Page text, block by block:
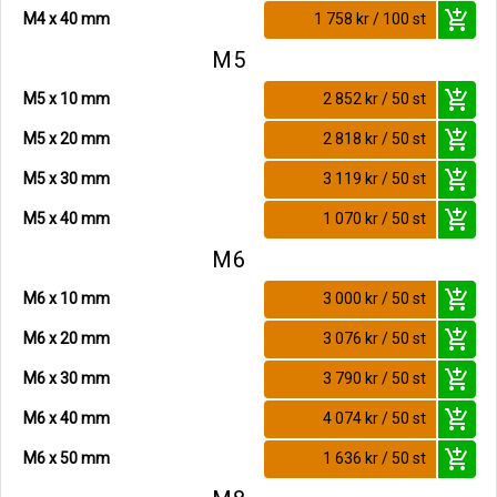
M4 x 40 mm 1 758 kr / 100 st
add_shopping_cart
M5
M5 x 10 mm 2 852 kr / 50 st add_shopping_cart
M5 x 20 mm 2 818 kr / 50 st add_shopping_cart
M5 x 30 mm 3 119 kr / 50 st add_shopping_cart
M5 x 40 mm 1 070 kr / 50 st
add_shopping_cart
M6
M6 x 10 mm 3 000 kr / 50 st add_shopping_cart
M6 x 20 mm 3 076 kr / 50 st add_shopping_cart
M6 x 30 mm 3 790 kr / 50 st add_shopping_cart
M6 x 40 mm 4 074 kr / 50 st add_shopping_cart
M6 x 50 mm 1 636 kr / 50 st
add_shopping_cart